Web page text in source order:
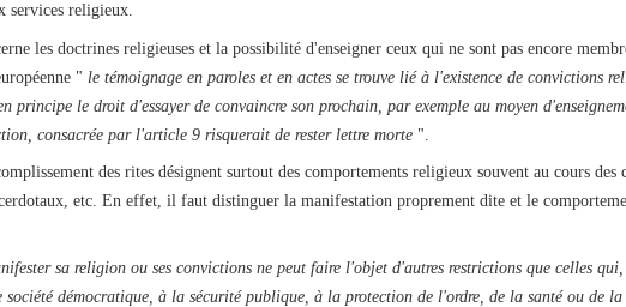
services religieux.
les doctrines religieuses et la possibilité d'enseigner ceux qui ne sont pas encore
" le témoignage en paroles et en actes se trouve lié à l'existence de convictions
principe le droit d'essayer de convaincre son prochain, par exemple au moyen
consacrée par l'article 9 risquerait de rester lettre morte".
des rites désignent surtout des comportements religieux souvent au cours des
etc. En effet, il faut distinguer la manifestation proprement dite et le
sa religion ou ses convictions ne peut faire l'objet d'autres restrictions que celles
société démocratique, à la sécurité publique, à la protection de l'ordre, de la santé ou de